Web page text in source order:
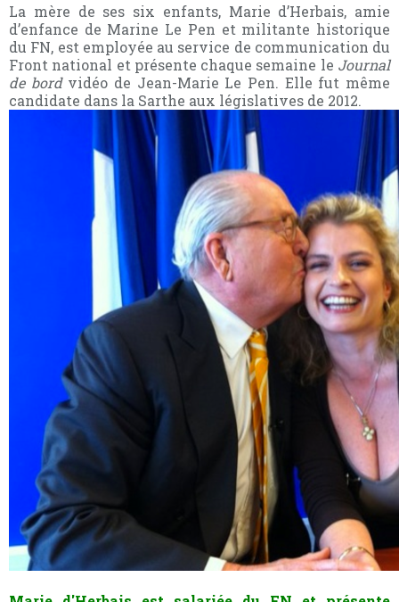
La mère de ses six enfants, Marie d’Herbais, amie
d’enfance de Marine Le Pen et militante historique
du FN, est employée au service de communication du
Front national et présente chaque semaine le Journal
de bordvidéo de Jean-Marie Le Pen. Elle fut même
candidate dans la Sarthe aux législatives de 2012.